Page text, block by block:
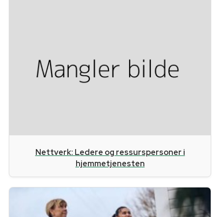
Nettverk: Ledere og ressurspersoner i
hjemmetjenesten